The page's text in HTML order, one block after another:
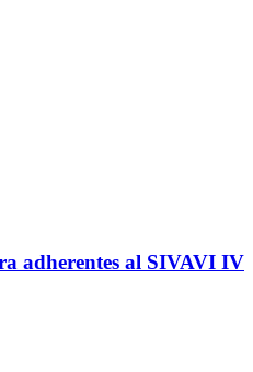
adherentes al SIVAVI IV